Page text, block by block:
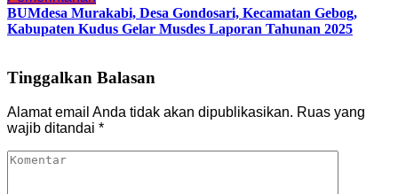
BUMdesa Murakabi, Desa Gondosari, Kecamatan Gebog,
Kabupaten Kudus Gelar Musdes Laporan Tahunan 2025
Tinggalkan Balasan
Alamat email Anda tidak akan dipublikasikan. Ruas yang
wajib ditandai *